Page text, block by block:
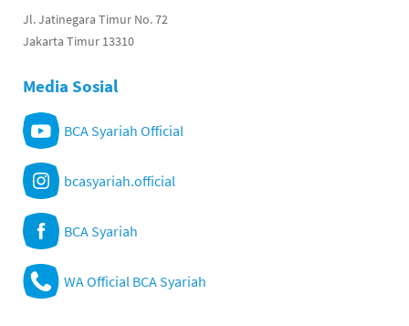
Jl. Jatinegara Timur No. 72
Jakarta Timur 13310
Media Sosial
BCA Syariah Official
bcasyariah.official
BCA Syariah
WA Official BCA Syariah